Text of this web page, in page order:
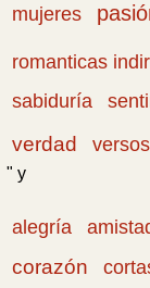
mujeres
romanticas
sabiduría
verdad
versos
" y
alegría
corazón